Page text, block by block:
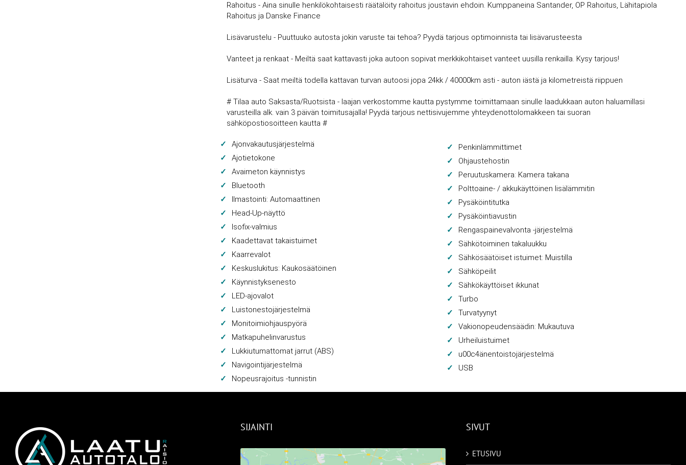
Rahoitus - Aina sinulle henkilökohtaisesti räätälöity rahoitus joustavin ehdoin. Kumppaneina Santander, OP Rahoitus, Lähitapiola
Rahoitus ja Danske Finance
Lisävarustelu - Puuttuuko autosta jokin varuste tai tehoa? Pyydä tarjous optimoinnista tai lisävarusteesta
Vanteet ja renkaat - Meiltä saat kattavasti joka autoon sopivat merkkikohtaiset vanteet uusilla renkailla. Kysy tarjous!
Lisäturva - Saat meiltä todella kattavan turvan autoosi jopa 24kk / 40000km asti - auton iästä ja kilometreistä riippuen
# Tilaa auto Saksasta/Ruotsista - laajan verkostomme kautta pystymme toimittamaan sinulle laadukkaan auton haluamillasi
varusteilla alk. vain 3 päivän toimitusajalla! Pyydä tarjous nettisivujemme yhteydenottolomakkeen tai suoran
sähköpostiosoitteen kautta #
Ajonvakautusjärjestelmä
Ajotietokone
Avaimeton käynnistys
Bluetooth
Ilmastointi: Automaattinen
Head-Up-näyttö
Isofix-valmius
Kaadettavat takaistuimet
Kaarrevalot
Keskuslukitus: Kaukosäätöinen
Käynnistyksenesto
LED-ajovalot
Luistonestojärjestelmä
Monitoimiohjauspyörä
Matkapuhelinvarustus
Lukkiutumattomat jarrut (ABS)
Navigointijärjestelmä
Nopeusrajoitus -tunnistin
Penkinlämmittimet
Ohjaustehostin
Peruutuskamera: Kamera takana
Polttoaine- / akkukäyttöinen lisälämmitin
Pysäköintitutka
Pysäköintiavustin
Rengaspainevalvonta -järjestelmä
Sähkötoiminen takaluukku
Sähkösäätöiset istuimet: Muistilla
Sähköpeilit
Sähkökäyttöiset ikkunat
Turbo
Turvatyynyt
Vakionopeudensäädin: Mukautuva
Urheiluistuimet
u00c4änentoistojärjestelmä
USB
SIJAINTI SIVUT
ETUSIVU